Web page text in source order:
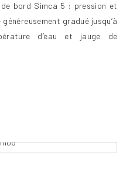
bord Simca 5 : pression et
gradué jusqu’à
d’eau et jauge de